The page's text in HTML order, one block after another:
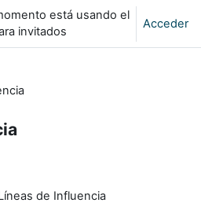
está usando el
invitados
Acceder
de Influencia